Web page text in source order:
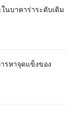
นบาคาร่าระดับเดิม
รหาจุดแข็งของ